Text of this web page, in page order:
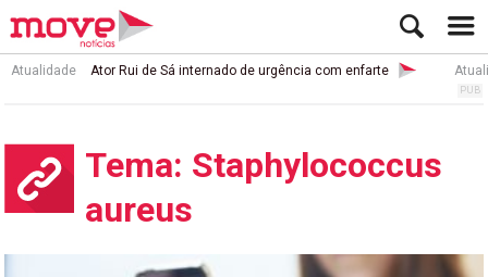
Atualidade Ator Rui de Sá internado de urgência com enfarte
Tema: Staphylococcus
aureus